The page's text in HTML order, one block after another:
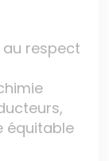
respect
équitable